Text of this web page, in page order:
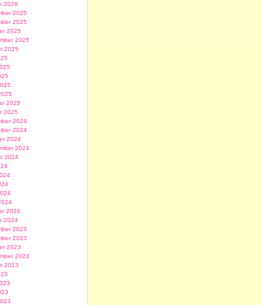
2026
2025
2025
2025
2025
2025
2025
2025
2024
2024
2024
2024
2024
2024
2024
2023
2023
2023
2023
2023